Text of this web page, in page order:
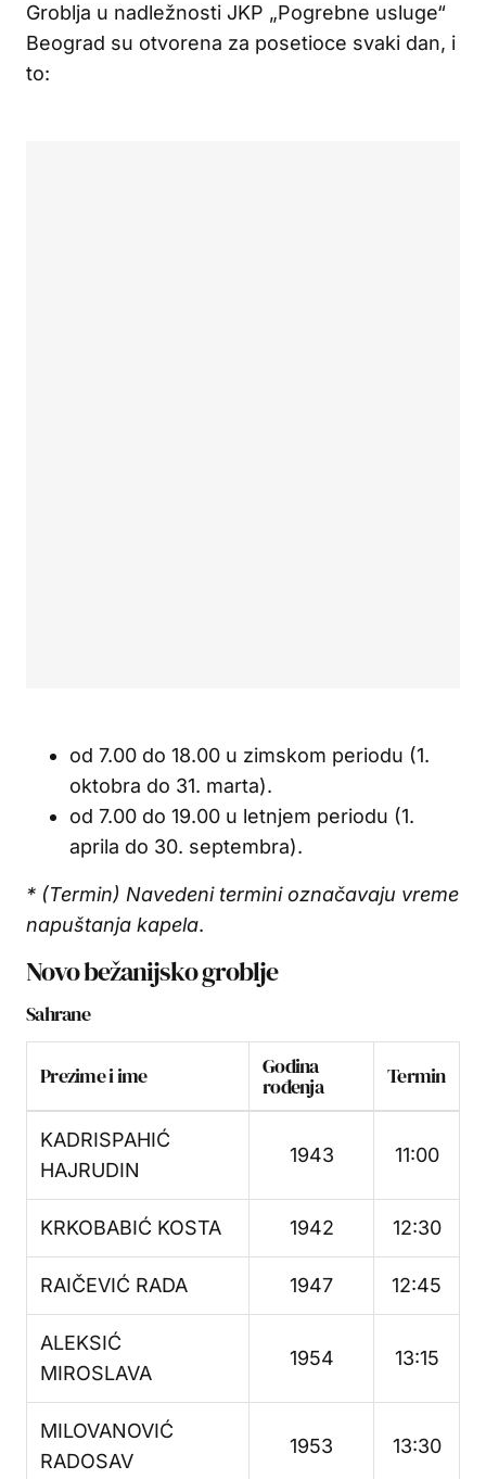
Groblja u nadležnosti JKP „Pogrebne usluge“
Beograd su otvorena za posetioce svaki dan, i
to:
od 7.00 do 18.00 u zimskom periodu (1.
oktobra do 31. marta).
od 7.00 do 19.00 u letnjem periodu (1.
aprila do 30. septembra).
* (Termin) Navedeni termini označavaju vreme
napuštanja kapela.
Novo bežanijsko groblje
Sahrane
Prezime i ime Godina
rođenja Termin
KADRISPAHIĆ
HAJRUDIN
1943 11:00
KRKOBABIĆ KOSTA 1942 12:30
RAIČEVIĆ RADA 1947 12:45
ALEKSIĆ
MIROSLAVA
1954 13:15
MILOVANOVIĆ
RADOSAV
1953 13:30